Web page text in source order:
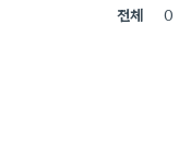
전체
0